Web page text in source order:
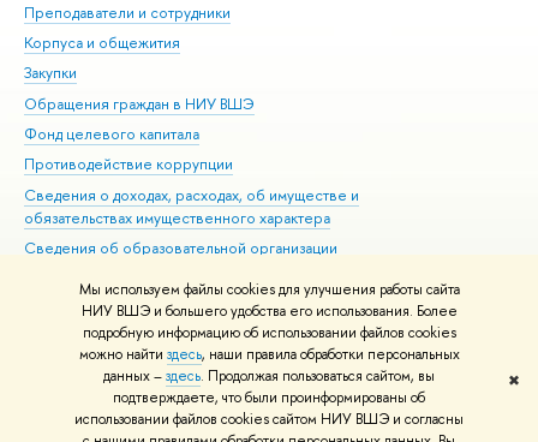
Мы используем файлы cookies для улучшения работы сайта
НИУ ВШЭ и большего удобства его использования. Более
подробную информацию об использовании файлов cookies
можно найти здесь, наши правила обработки персональных
данных –здесь. Продолжая пользоваться сайтом, вы
подтверждаете, что были проинформированы об
использовании файлов cookies сайтом НИУ ВШЭ и согласны
✖
Преподаватели и сотрудники
Корпуса и общежития
Закупки
Обращения граждан в НИУ ВШЭ
Фонд целевого капитала
Противодействие коррупции
Сведения о доходах, расходах, об имуществе и
обязательствах имущественного характера
Сведения об образовательной организации
Людям с ограниченными возможностями здоровья
Единая платежная страница
Работа в Вышке
© НИУ ВШЭ 1993–2026 Адреса и контакты Условия использования